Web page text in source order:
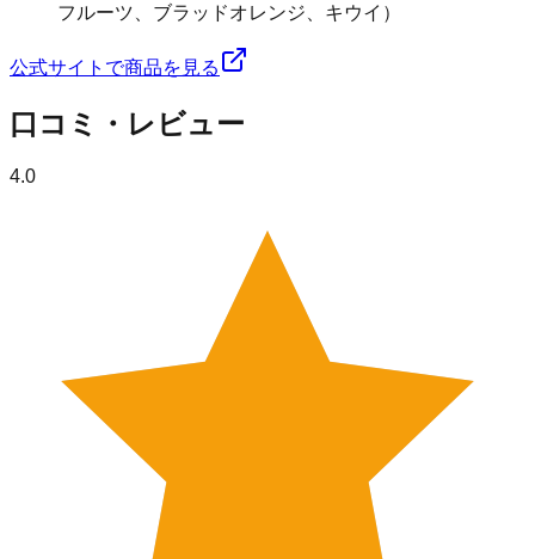
フルーツ、ブラッドオレンジ、キウイ）
公式サイトで商品を見る
口コミ・レビュー
4.0